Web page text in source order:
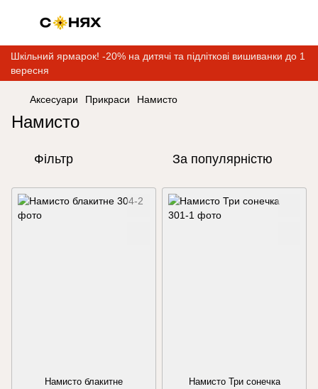
Шкільний ярмарок! -20% на дитячі та підліткові вишиванки до 1
вересня
Аксесуари Прикраси Намисто
Намисто
Фільтр За популярністю
Намисто блакитне Намисто Три сонечка